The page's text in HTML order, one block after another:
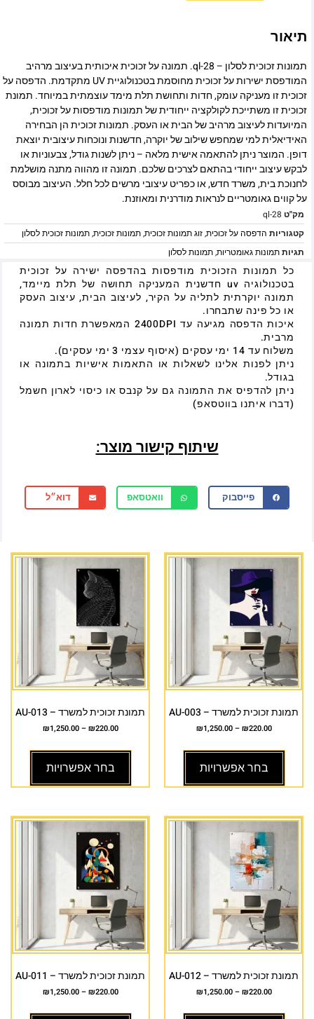
תיאור
תמונות זכוכית לסלון – ql-28. תמונה על זכוכית איכותית בעיצוב מרהיב
המודפסת ישירות על זכוכית מחוסמת בטכנולוגיית UV מתקדמת. הדפסה על
זכוכית זו מעניקה עומק, חדות ותחושת תלת מימד עוצמתית במיוחד. תמונת
זכוכית זו משתייכת לקולקציה ייחודית של תמונות מודפסות על זכוכית,
המיועדות לעיצוב מרהיב של הבית או העסק. תמונות זכוכית הן הבחירה
האידיאלית למי שמחפש שילוב של יוקרה, חדשנות ונוכחות עיצובית יוצאת
דופן. המוצר ניתן להתאמה אישית מלאה – ניתן לשנות גודל, צבעוניות או
לבקש עיצוב ייחודי בהתאם לצרכים שלכם. תמונה זו מהווה מתנה מושלמת
לחנוכת בית, משרד חדש, או כפריט עיצובי מרשים לכל חלל. העיצוב מבוסס
על קווים גאומטריים לנראות מודרנית ומאוזנת.
מק"ט ql-28
קטגוריות הדפסה על זכוכית,זוג תמונות זכוכית,תמונות זכוכית,תמונות זכוכית לסלון
תגיותתמונות גאומטריות,תמונות לסלון
כל תמונות הזכוכית מודפסות בהדפסה ישירה על זכוכית
בטכנולוגיה uv חדשנית המעניקה תחושה של תלת מיימד,
תמונה יוקרתית לתליה על הקיר, לעיצוב הבית, עיצוב העסק
או כל פינה שתבחרו.
איכות הדפסה מגיעה עד 2400DPI המאפשרת חדות תמונה
מרבית.
משלוח עד 14 ימי עסקים (איסוף עצמי 3 ימי עסקים).
ניתן לפנות אלינו לשאלות או התאמות אישיות בתמונה או
בגודל.
ניתן להדפיס את התמונה גם על קנבס או כיסוי לארון חשמל
(דברו איתנו בווטסאפ)
שיתוף קישור מוצר:
פייסבוק וואטסאפ דוא״ל
תמונת זכוכית למשרד – AU-003
₪220.00
–
₪1,250.00
בחר אפשרויות
תמונת זכוכית למשרד – AU-013
₪220.00
–
₪1,250.00
בחר אפשרויות
תמונת זכוכית למשרד – AU-012
₪220.00
–
₪1,250.00
תמונת זכוכית למשרד – AU-011
₪220.00
–
₪1,250.00